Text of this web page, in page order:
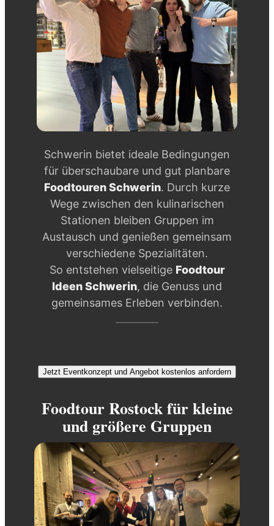
Schwerin bietet ideale Bedingungen
für überschaubare und gut planbare
Foodtouren Schwerin. Durch kurze
Wege zwischen den kulinarischen
Stationen bleiben Gruppen im
Austausch und genießen gemeinsam
verschiedene Spezialitäten.
So entstehen vielseitige Foodtour
Ideen Schwerin, die Genuss und
gemeinsames Erleben verbinden.
Jetzt Eventkonzept und Angebot kostenlos anfordern
Foodtour Rostock für kleine
und größere Gruppen